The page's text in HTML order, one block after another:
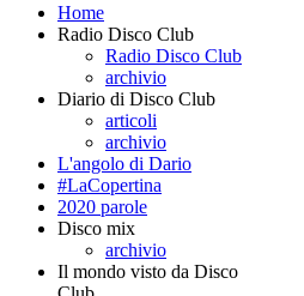
Home
Radio Disco Club
Radio Disco Club
archivio
Diario di Disco Club
articoli
archivio
L'angolo di Dario
#LaCopertina
2020 parole
Disco mix
archivio
Il mondo visto da Disco